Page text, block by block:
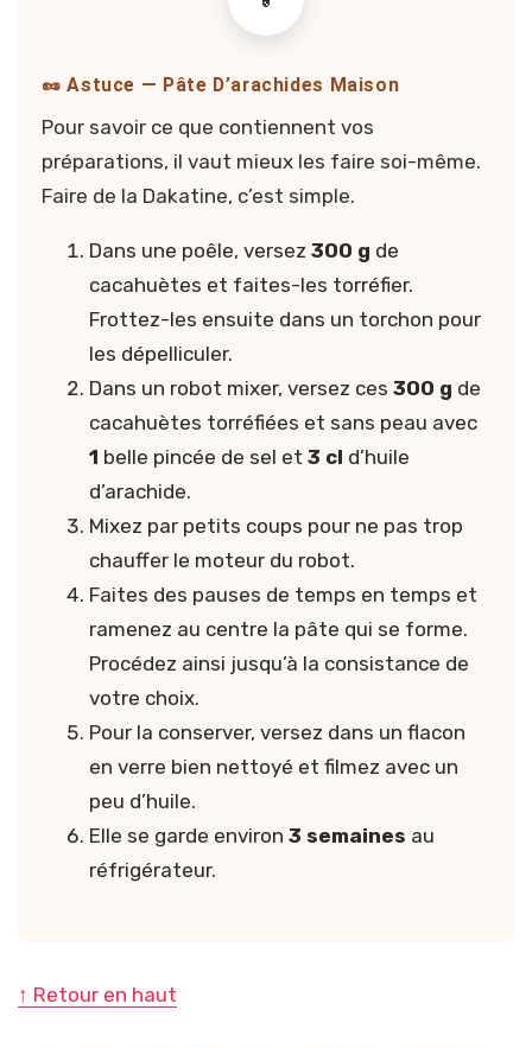
🥜 Astuce — Pâte D’arachides Maison
Pour savoir ce que contiennent vos
préparations, il vaut mieux les faire soi-même.
Faire de la Dakatine, c’est simple.
Dans une poêle, versez 300 g de
cacahuètes et faites-les torréfier.
Frottez-les ensuite dans un torchon pour
les dépelliculer.
Dans un robot mixer, versez ces 300 g de
cacahuètes torréfiées et sans peau avec
1 belle pincée de sel et 3 cl d’huile
d’arachide.
Mixez par petits coups pour ne pas trop
chauffer le moteur du robot.
Faites des pauses de temps en temps et
ramenez au centre la pâte qui se forme.
Procédez ainsi jusqu’à la consistance de
votre choix.
Pour la conserver, versez dans un flacon
en verre bien nettoyé et filmez avec un
peu d’huile.
Elle se garde environ 3 semaines au
réfrigérateur.
↑ Retour en haut